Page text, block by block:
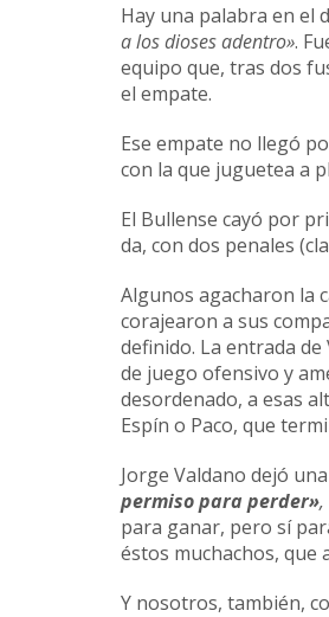
Hay una palabra en el
a los dioses adentro».
equipo que, tras dos
el empate.
Ese empate no llegó
con la que juguetea a
El Bullense cayó por
da, con dos penales
Algunos agacharon la
corajearon a sus
definido. La entrada de
de juego ofensivo y
desordenado, a esas
Espín o Paco, que
Jorge Valdano dejó
permiso para perder»,
para ganar, pero sí
éstos muchachos, que
Y nosotros, también,